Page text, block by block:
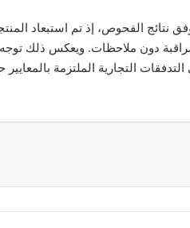
الفحوص، إذ تم استبعاد
دون ملاحظات. ويعكس ذلك توجه
التجارية الملتزمة